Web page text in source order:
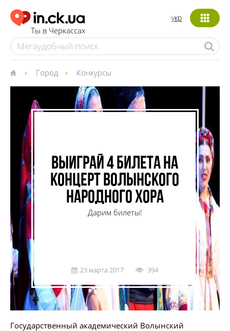
Ты в Черкассах
укр
Город Конкурсы
Выиграй 4 билета на
концерт Волынского
народного хора
Дарим билеты!
23 марта 2017 394
Государственный академический Волынский